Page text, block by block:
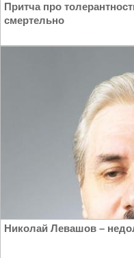
Притча про
смертельно
Николай Левашов –